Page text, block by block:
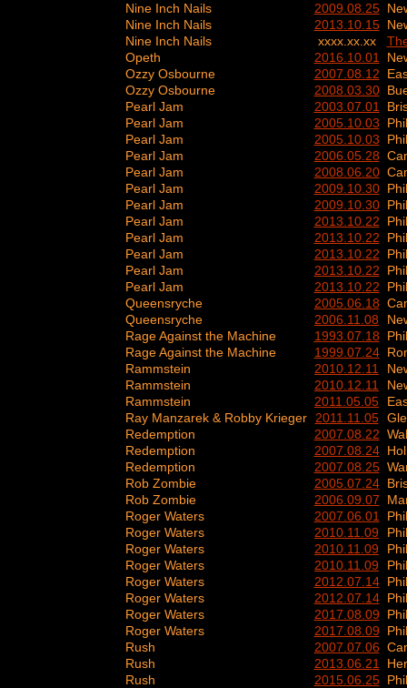
Nine Inch Nails
2009.08.25
Nine Inch Nails
2013.10.15
Nine Inch Nails
xxxx.xx.xx
Opeth
2016.10.01
Ozzy Osbourne
2007.08.12
Ozzy Osbourne
2008.03.30
Pearl Jam
2003.07.01
Pearl Jam
2005.10.03
Pearl Jam
2005.10.03
Pearl Jam
2006.05.28
Pearl Jam
2008.06.20
Pearl Jam
2009.10.30
Pearl Jam
2009.10.30
Pearl Jam
2013.10.22
Pearl Jam
2013.10.22
Pearl Jam
2013.10.22
Pearl Jam
2013.10.22
Pearl Jam
2013.10.22
Queensryche
2005.06.18
Queensryche
2006.11.08
Rage Against the Machine
1993.07.18
Rage Against the Machine
1999.07.24
Rammstein
2010.12.11
Rammstein
2010.12.11
Rammstein
2011.05.05
Ray Manzarek & Robby Krieger
2011.11.05
Redemption
2007.08.22
Redemption
2007.08.24
Redemption
2007.08.25
Rob Zombie
2005.07.24
Rob Zombie
2006.09.07
Roger Waters
2007.06.01
Roger Waters
2010.11.09
Roger Waters
2010.11.09
Roger Waters
2010.11.09
Roger Waters
2012.07.14
Roger Waters
2012.07.14
Roger Waters
2017.08.09
Roger Waters
2017.08.09
Rush
2007.07.06
Rush
2013.06.21
Rush
2015.06.25